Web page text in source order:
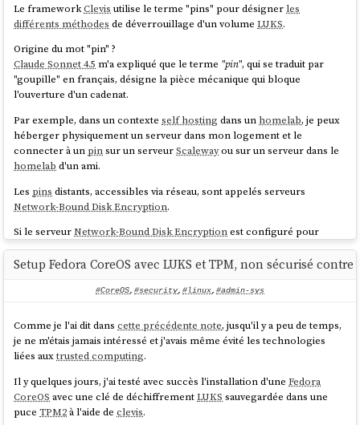
Le frameworkClevis utilise le terme "pins" pour désigner les
différents méthodes de déverrouillage d'un volumeLUKS.
Origine du mot "pin" ?
Claude Sonnet 4.5 m'a expliqué que le terme "pin", qui se traduit par
"goupille" en français, désigne la pièce mécanique qui bloque
l'ouverture d'un cadenat.
Par exemple, dans un contexteself hosting dans un homelab, je peux
héberger physiquement un serveur dans mon logement et le
connecter à un pinsur un serveurScalewayou sur un serveur dans le
homelab d'un ami.
Les pins distants, accessibles via réseau, sont appelés serveurs
Network-Bound Disk Encryption.
Si le serveurNetwork-Bound Disk Encryptionest configuré pour
répondre uniquement aux requêtes provenant de l'IP de mon réseau
homelab, en cas de vol du serveur, le voleur ne pourra pas récupérer
, j'ai testé avec succès le déverrouillage d'un volume
avec un serveurNetwork-Bound Disk Encryptionnommétang
Pour être précis, dans la configuration de ce playground, deux
sont obligatoires pour déverrouiller automatiquement le volume : un
pintanget un pinTPM2. Le nombre minimum depinsrequis pour le
déverrouillage est défini par le paramètrethreshold.
Setup Fedora CoreOS avec LUKS et TPM, non sécurisé
#CoreOS, #security, #linux, #admin-sys
Comme je l'ai dit danscette précédente note, jusqu'il y a peu de temps,
je ne m'étais jamais intéressé et j'avais même évité les technologies
liées auxtrusted computing.
Il y quelques jours, j'ai testé avec succès l'installation d'uneFedora
CoreOS avec une clé de déchiffrementLUKS sauvegardée dans une
puceTPM2à l'aide declevis.